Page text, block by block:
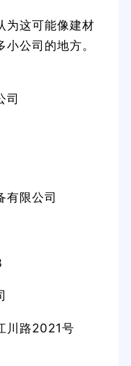
为这可能像建材
公司的地方。
司
有限公司
川路2021号